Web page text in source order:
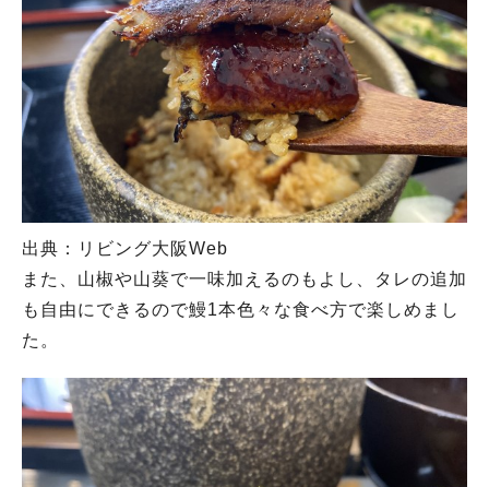
出典：リビング大阪Web
また、山椒や山葵で一味加えるのもよし、タレの追加
も自由にできるので鰻1本色々な食べ方で楽しめまし
た。